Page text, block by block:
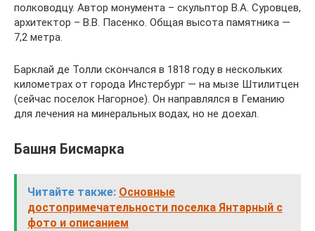
полководцу. Автор монумента – скульптор В.А. Суровцев,
архитектор – В.В. Пасенко. Общая высота памятника —
7,2 метра.
Барклай де Толли скончался в 1818 году в нескольких
километрах от города Инстербург — на мызе Штилитцен
(сейчас поселок Нагорное). Он направлялся в Геманию
для лечения на минеральных водах, но не доехал.
Башня Бисмарка
Читайте также: Основные
достопримечательности поселка Янтарный с
фото и описанием